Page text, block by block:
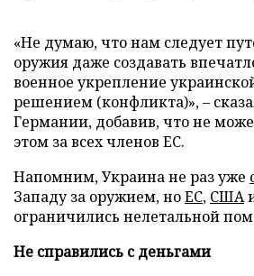
«Не думаю, что нам следует
оружия даже создавать
военное укрепление
решением (конфликта)», –
Германии, добавив, что не
этом за всех членов ЕС.
Напомним, Украина не раз уже
Западу за оружием, ноЕС, США
ограничились нелетальной
Не справились с деньгами